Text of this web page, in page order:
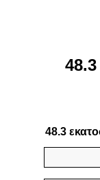
48.3